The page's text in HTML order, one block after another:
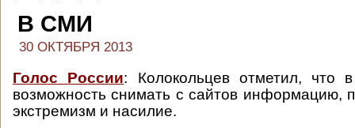
В СМИ
30 ОКТЯБРЯ 2013
Голос России: Колокольцев отметил, что
возможность снимать с сайтов информацию,
экстремизм и насилие.